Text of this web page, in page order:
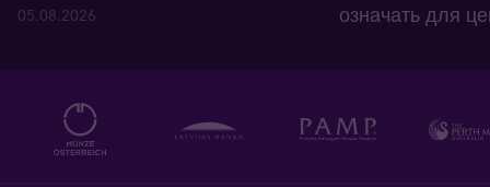
05.08.2026
означать для